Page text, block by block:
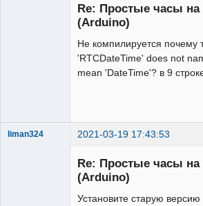
Re: Простые часы на
(Arduino)
Не компилируется почему
'RTCDateTime' does not
mean 'DateTime'? в 9
liman324 2021-03-19 17:43:53
Re: Простые часы на
(Arduino)
Установите старую версию